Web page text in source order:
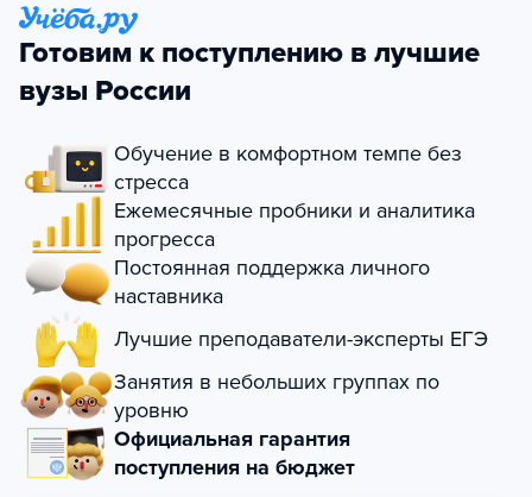
Готовим к поступлению в лучшие
вузы России
Обучение в комфортном темпе без
стресса
Ежемесячные пробники и аналитика
прогресса
Постоянная поддержка личного
наставника
Лучшие преподаватели-эксперты ЕГЭ
Занятия в небольших группах по
уровню
Официальная гарантия
поступления на бюджет